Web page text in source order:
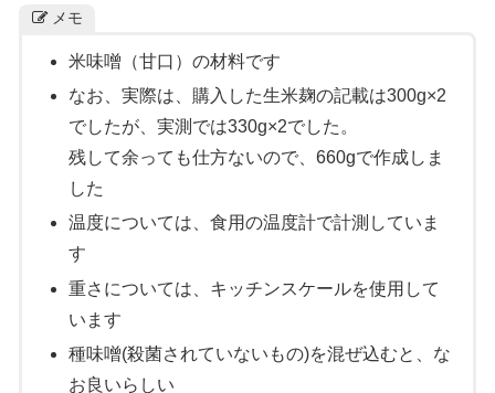
メモ
米味噌（甘口）の材料です
なお、実際は、購入した生米麹の記載は300g×2
でしたが、実測では330g×2でした。
残して余っても仕方ないので、660gで作成しま
した
温度については、食用の温度計で計測していま
す
重さについては、キッチンスケールを使用して
います
種味噌(殺菌されていないもの)を混ぜ込むと、な
お良いらしい